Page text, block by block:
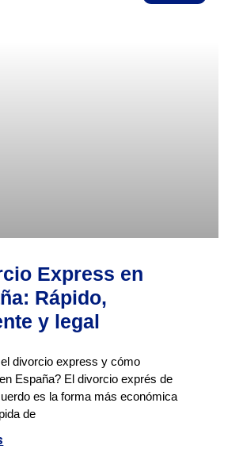
Express en
Rápido,
y legal
divorcio express y cómo
España? El divorcio exprés de
es la forma más económica
de